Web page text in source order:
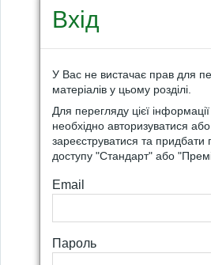
Вхід
У Вас не вистачає прав для
матеріалів у цьому розділі.
Для перегляду цієї
необхідно авторизуватися або
зареєструватися та придбати
доступу "Стандарт" або
Email
Пароль